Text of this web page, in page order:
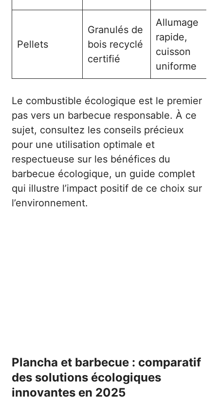
Pellets
Granulés de
bois recyclé
certifié
Allumage
rapide,
cuisson
uniforme
Le combustible écologique est le premier
pas vers un barbecue responsable. À ce
sujet, consultez les conseils précieux
pour une utilisation optimale et
respectueuse sur les bénéfices du
barbecue écologique, un guide complet
qui illustre l’impact positif de ce choix sur
l’environnement.
Plancha et barbecue : comparatif
des solutions écologiques
innovantes en 2025